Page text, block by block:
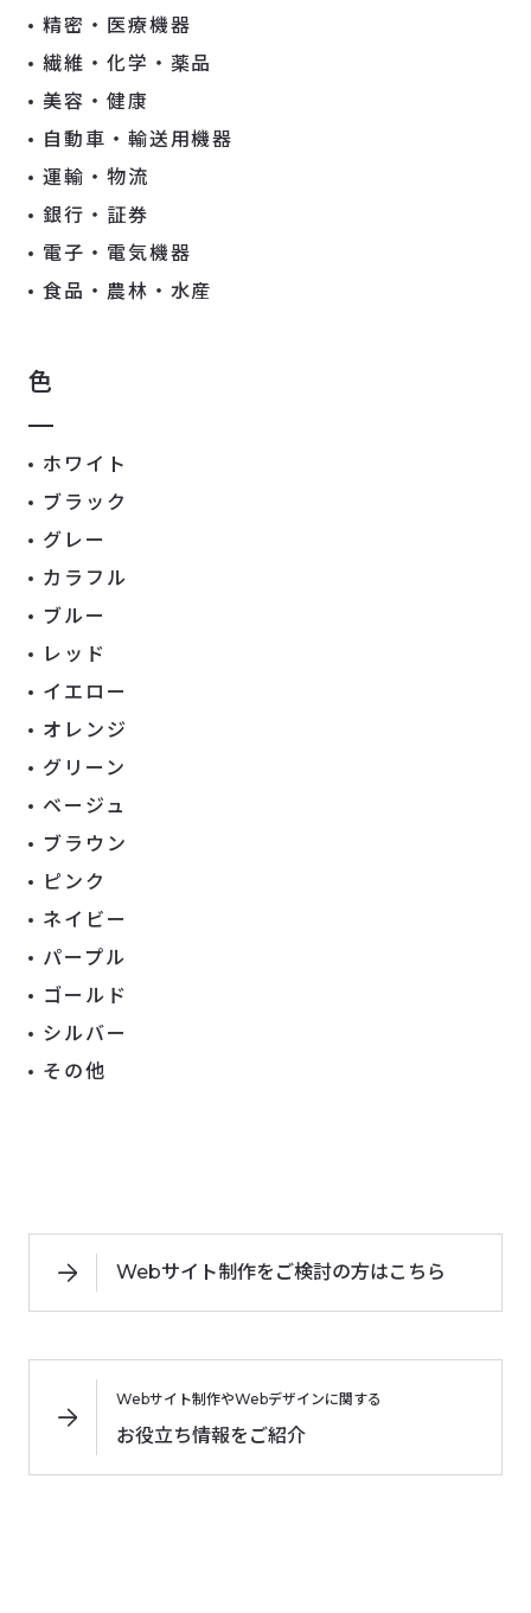
精密・医療機器
繊維・化学・薬品
美容・健康
自動車・輸送用機器
運輸・物流
銀行・証券
電子・電気機器
食品・農林・水産
色
ホワイト
ブラック
グレー
カラフル
ブルー
レッド
イエロー
オレンジ
グリーン
ベージュ
ブラウン
ピンク
ネイビー
パープル
ゴールド
シルバー
その他
Webサイト制作をご検討の方はこちら
Webサイト制作やWebデザインに関する
お役立ち情報をご紹介